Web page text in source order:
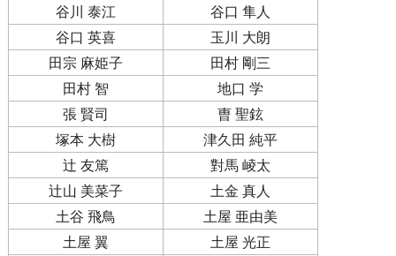
谷川 泰江
谷口 隼人
谷口 英喜
玉川 大朗
田宗 麻姫子
田村 剛三
田村 智
地口 学
張 賢司
曺 聖鉉
塚本 大樹
津久田 純平
辻 友篤
對馬 崚太
辻山 美菜子
土金 真人
土谷 飛鳥
土屋 亜由美
土屋 翼
土屋 光正